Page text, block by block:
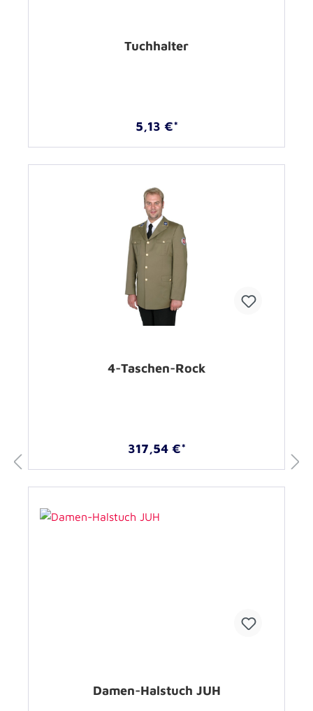
Tuchhalter
5,13 €*
4-Taschen-Rock
317,54 €*
Damen-Halstuch JUH